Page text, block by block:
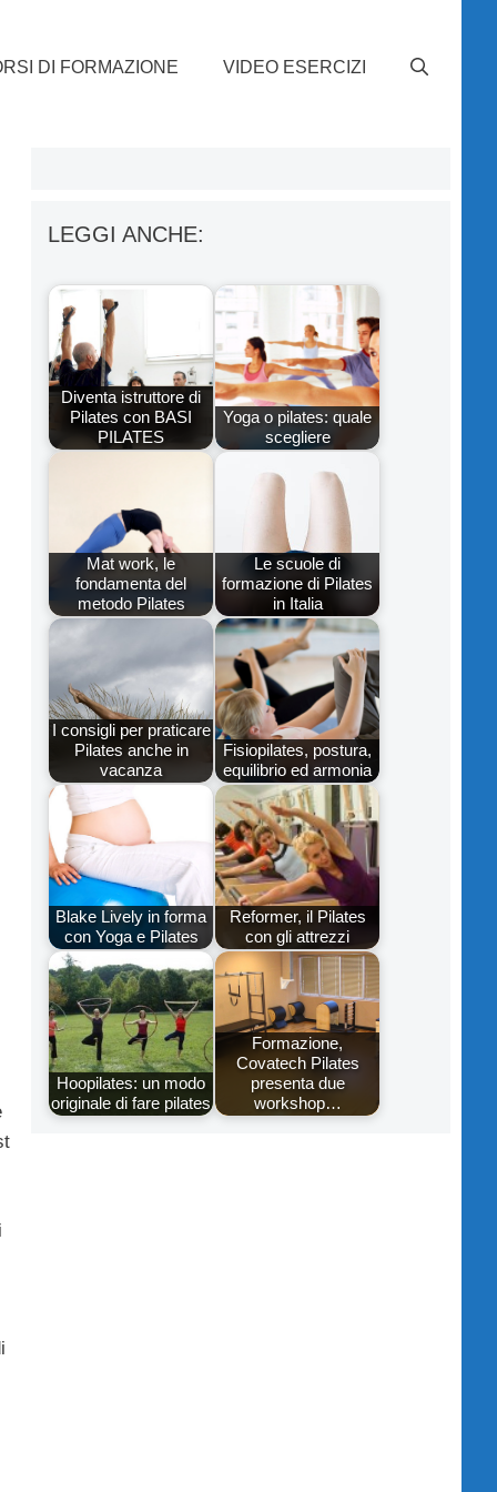
DI FORMAZIONE VIDEO ESERCIZI
LEGGI ANCHE:
Diventa istruttore di
Pilates con BASI
PILATES
Yoga o pilates: quale
scegliere
Mat work, le
fondamenta del
metodo Pilates
Le scuole di
formazione di Pilates
in Italia
I consigli per praticare
Pilates anche in
vacanza
Fisiopilates, postura,
equilibrio ed armonia
Blake Lively in forma
con Yoga e Pilates
Reformer, il Pilates
con gli attrezzi
Hoopilates: un modo
originale di fare pilates
Formazione,
Covatech Pilates
presenta due
workshop…